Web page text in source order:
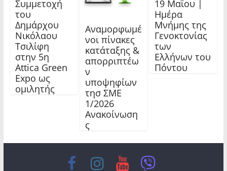
Συμμετοχή
του
Δημάρχου
Νικόλαου
Τσιλίφη
στην 5η
Attica Green
Expo ως
ομιλητής
Αναμορφωμέ
νοι πίνακες
κατάταξης &
απορριπτέω
ν
υποψηφίων
τησ ΣΜΕ
1/2026
Ανακοίνωση
ς
19 Μαΐου |
Ημέρα
Μνήμης της
Γενοκτονίας
των
Ελλήνων του
Πόντου